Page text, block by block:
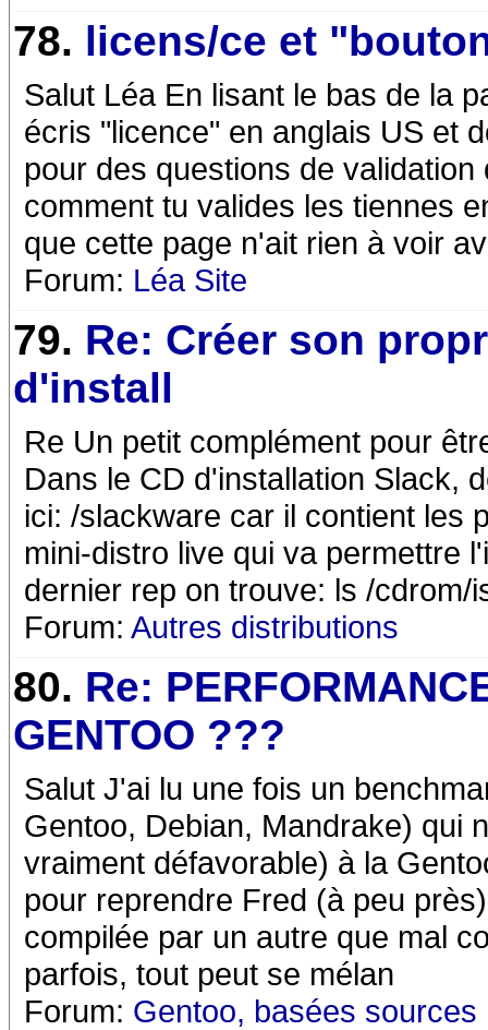
78. licens/ce et
Salut Léa En lisant le bas de la
écris "licence" en anglais US et
pour des questions de
comment tu valides les tiennes
que cette page n'ait rien à voir
Forum: Léa Site
79. Re: Créer son
d'install
Re Un petit complément pour
Dans le CD d'installation Slack,
ici: /slackware car il contient les
mini-distro live qui va permettre
dernier rep on trouve: ls /cdrom/
Forum: Autres distributions
80. Re:
GENTOO ???
Salut J'ai lu une fois un
Gentoo, Debian, Mandrake) qui
vraiment défavorable) à la
pour reprendre Fred (à peu
compilée par un autre que mal
parfois, tout peut se mélan
Forum: Gentoo, basées sources